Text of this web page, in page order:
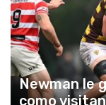
Newman le
como